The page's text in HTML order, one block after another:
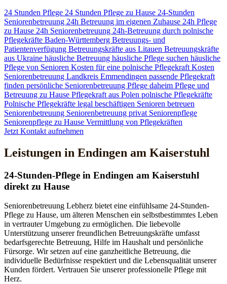
24 Stunden Pflege 24 Stunden Pflege zu Hause 24-Stunden
Seniorenbetreuung 24h Betreuung im eigenen Zuhause 24h Pflege
zu Hause 24h Seniorenbetreuung 24h-Betreuung durch polnische
Pflegekräfte Baden-Württemberg Betreuungs- und
Patientenverfügung Betreuungskräfte aus Litauen Betreuungskräfte
aus Ukraine häusliche Betreuung häusliche Pflege suchen häusliche
Pflege von Senioren Kosten für eine polnische Pflegekraft Kosten
Seniorenbetreuung Landkreis Emmendingen passende Pflegekraft
finden persönliche Seniorenbetreuung Pflege daheim Pflege und
Betreuung zu Hause Pflegekraft aus Polen polnische Pflegekräfte
Polnische Pflegekräfte legal beschäftigen Senioren betreuen
Seniorenbetreuung Seniorenbetreuung privat Seniorenpflege
Seniorenpflege zu Hause Vermittlung von Pflegekräften
Jetzt Kontakt aufnehmen
Leistungen in Endingen am Kaiserstuhl
24-Stunden-Pflege in Endingen am Kaiserstuhl
direkt zu Hause
Seniorenbetreuung Lebherz bietet eine einfühlsame 24-Stunden-
Pflege zu Hause, um älteren Menschen ein selbstbestimmtes Leben
in vertrauter Umgebung zu ermöglichen. Die liebevolle
Unterstützung unserer freundlichen Betreuungskräfte umfasst
bedarfsgerechte Betreuung, Hilfe im Haushalt und persönliche
Fürsorge. Wir setzen auf eine ganzheitliche Betreuung, die
individuelle Bedürfnisse respektiert und die Lebensqualität unserer
Kunden fördert. Vertrauen Sie unserer professionelle Pflege mit
Herz.